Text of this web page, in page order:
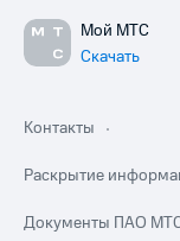
Мой МТС
Скачать
Контакты
Раскрытие
Документы ПАО